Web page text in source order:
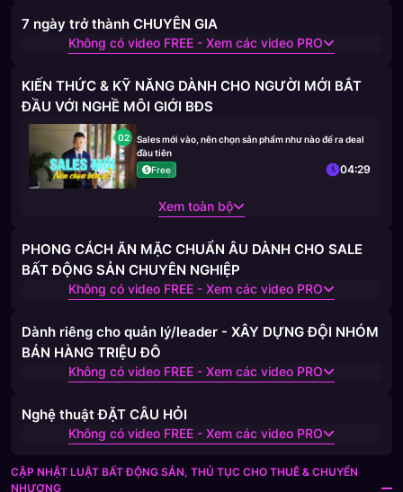
7 ngày trở thành CHUYÊN GIA
Không có video FREE - Xem các video PRO
KIẾN THỨC & KỸ NĂNG DÀNH CHO NGƯỜI MỚI BẮT
ĐẦU VỚI NGHỀ MÔI GIỚI BĐS
02
Sales mới vào, nên chọn sản phẩm như nào để ra deal
đầu tiên
Free
04:29
Xem toàn bộ
PHONG CÁCH ĂN MẶC CHUẨN ÂU DÀNH CHO SALE
BẤT ĐỘNG SẢN CHUYÊN NGHIỆP
Không có video FREE - Xem các video PRO
Dành riêng cho quản lý/leader - XÂY DỰNG ĐỘI NHÓM
BÁN HÀNG TRIỆU ĐÔ
Không có video FREE - Xem các video PRO
Nghệ thuật ĐẶT CÂU HỎI
Không có video FREE - Xem các video PRO
CẬP NHẬT LUẬT BẤT ĐỘNG SẢN, THỦ TỤC CHO THUÊ & CHUYỂN
NHƯỢNG